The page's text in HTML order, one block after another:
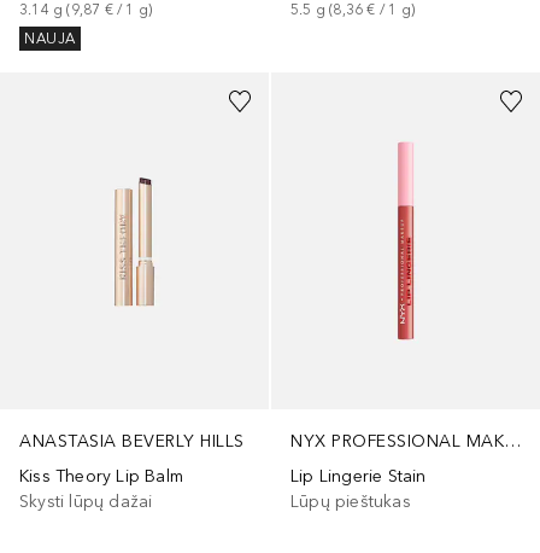
3.14 g (9,87 € / 1 g)
NAUJA
5.5 g (8,36 € / 1 g)
ANASTASIA BEVERLY HILLS
Kiss Theory Lip Balm
Skysti lūpų dažai
+20
NYX PROFESSIONAL MAKEUP
Lip Lingerie Stain
Lūpų pieštukas